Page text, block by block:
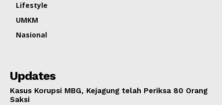
Lifestyle
UMKM
Nasional
Updates
Kasus Korupsi MBG, Kejagung telah Periksa 80 Orang
Saksi